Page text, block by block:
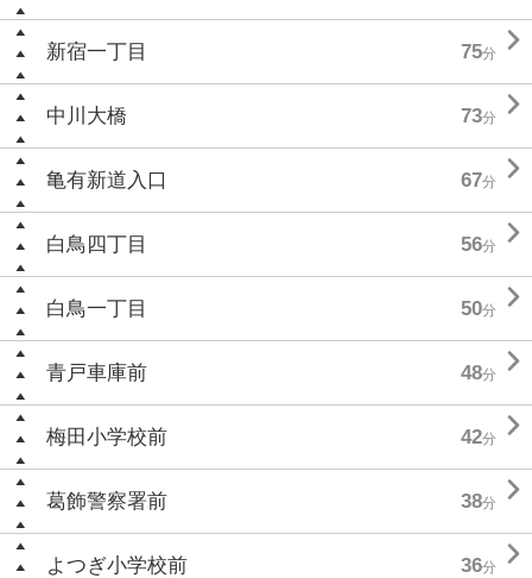
新宿一丁目 75分 
中川大橋 73分 
亀有新道入口 67分 
白鳥四丁目 56分 
白鳥一丁目 50分 
青戸車庫前 48分 
梅田小学校前 42分 
葛飾警察署前 38分 
よつぎ小学校前 36分 